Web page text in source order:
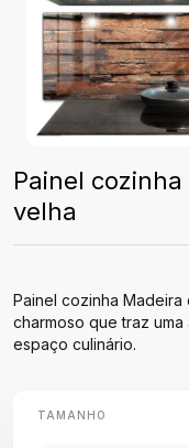
Painel
velha
Painel cozinha
charmoso que traz
espaço culinário.
TAMANHO